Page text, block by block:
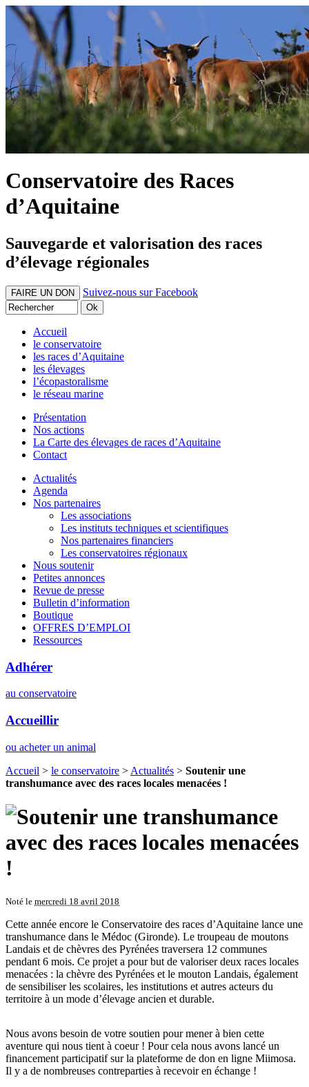
Conservatoire des Races
d’Aquitaine
Sauvegarde et valorisation des races
d’élevage régionales
FAIRE UN DON Suivez-nous sur Facebook
Accueil
le conservatoire
les races d’Aquitaine
les élevages
l’écopastoralisme
le réseau marine
Présentation
Nos actions
La Carte des élevages de races d’Aquitaine
Contact
Actualités
Agenda
Nos partenaires
Les associations
Les instituts techniques et scientifiques
Nos partenaires financiers
Les conservatoires régionaux
Nous soutenir
Petites annonces
Revue de presse
Bulletin d’information
Boutique
OFFRES D’EMPLOI
Ressources
Adhérer
au conservatoire
Accueillir
ou acheter un animal
Accueil > le conservatoire > Actualités > Soutenir une
transhumance avec des races locales menacées !
Noté le mercredi 18 avril 2018
Cette année encore le Conservatoire des races d’Aquitaine lance une
transhumance dans le Médoc (Gironde). Le troupeau de moutons
Landais et de chèvres des Pyrénées traversera 12 communes
pendant 6 mois. Ce projet a pour but de valoriser deux races locales
menacées : la chèvre des Pyrénées et le mouton Landais, également
de sensibiliser les scolaires, les institutions et autres acteurs du
territoire à un mode d’élevage ancien et durable.
Nous avons besoin de votre soutien pour mener à bien cette
aventure qui nous tient à coeur ! Pour cela nous avons lancé un
financement participatif sur la plateforme de don en ligne Miimosa.
Il y a de nombreuses contreparties à recevoir en échange !